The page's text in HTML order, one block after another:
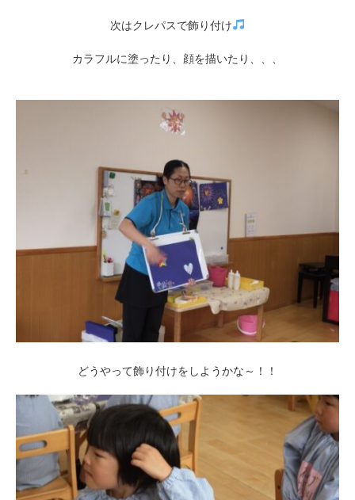
次はクレパスで飾り付け
カラフルに塗ったり、顔を描いたり、、、
どうやって飾り付けをしようかな～！！